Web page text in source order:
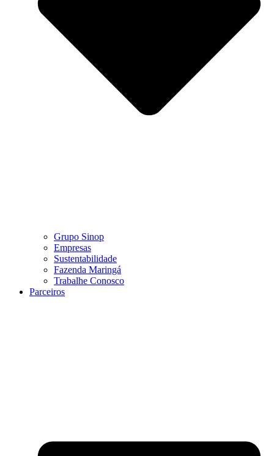
Grupo Sinop
Empresas
Sustentabilidade
Fazenda Maringá
Trabalhe Conosco
Parceiros